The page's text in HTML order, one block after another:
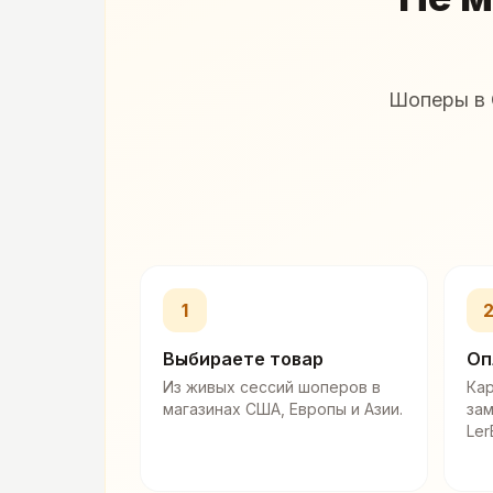
Шоперы в
1
Выбираете товар
Из живых сессий шоперов в
магазинах США, Европы и Азии.
2